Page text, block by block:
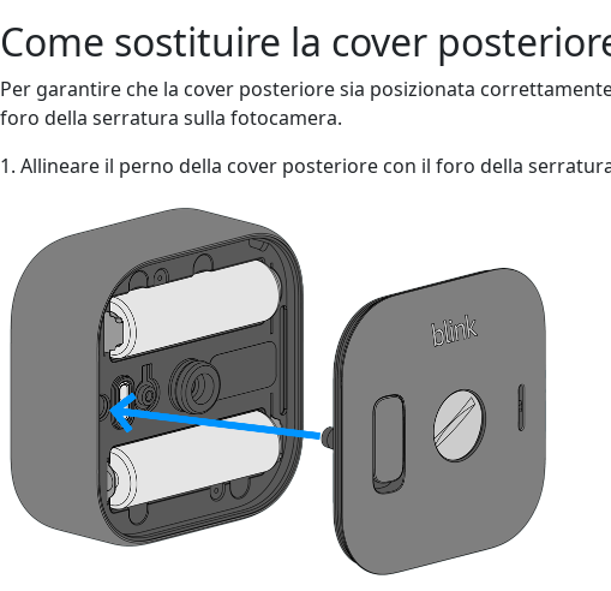
Come sostituire la cover
Per garantire che la cover posteriore sia posizionata
foro della serratura sulla fotocamera.
1. Allineare il perno della cover posteriore con il foro della